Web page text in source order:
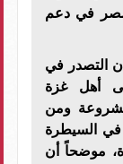
مصر في دعم
التصدر في
أهل غزة
ومن
السيطرة
موضحاً أن